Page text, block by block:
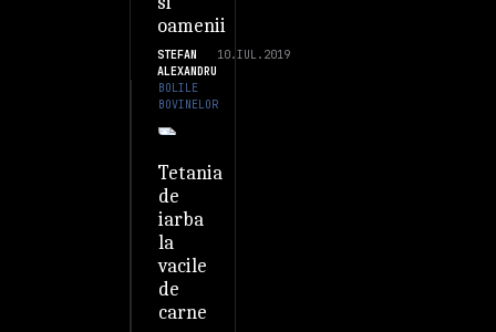
oamenii
STEFAN
ALEXANDRU
10.IUL.2019
BOLILE
BOVINELOR
Tetania
de
iarba
la
vacile
de
carne